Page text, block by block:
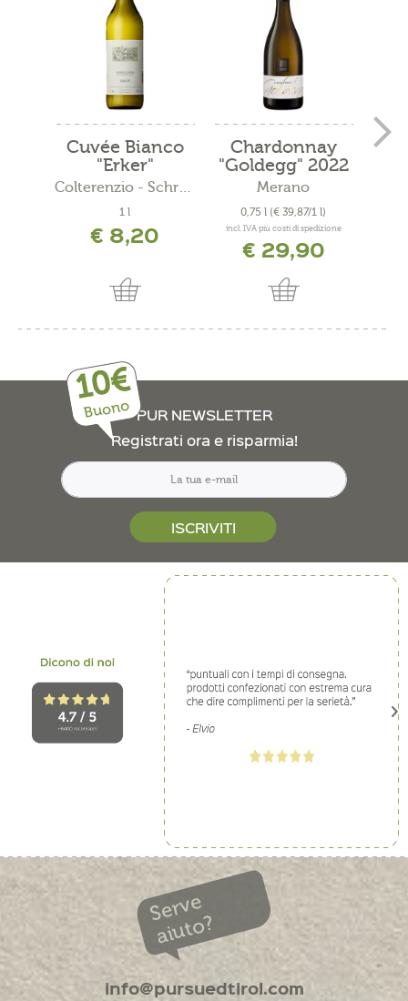
Cuvée Bianco
"Erker"
Colterenzio - Schreckbichl
1 l
€ 8,20
Chardonnay
"Goldegg" 2022
Merano
0,75 l (€ 39,87/1 l)
incl. IVA più costi di spedizione
€ 29,90
10€
Buono PUR NEWSLETTER
Registrati ora e risparmia!
ISCRIVITI
Serve
aiuto?
info@pursuedtirol.com